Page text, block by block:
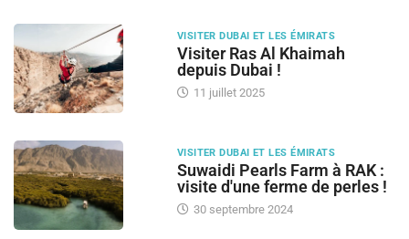
VISITER DUBAI ET LES ÉMIRATS
Visiter Ras Al Khaimah
depuis Dubai !
11 juillet 2025
VISITER DUBAI ET LES ÉMIRATS
Suwaidi Pearls Farm à RAK :
visite d'une ferme de perles !
30 septembre 2024